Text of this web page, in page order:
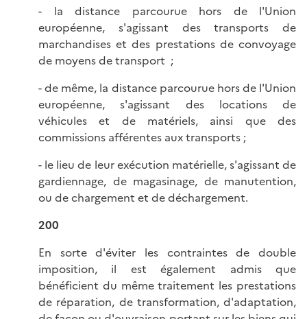
- la distance parcourue hors de l'Union
européenne, s'agissant des transports de
marchandises et des prestations de convoyage
de moyens de transport ;
- de même, la distance parcourue hors de l'Union
européenne, s'agissant des locations de
véhicules et de matériels, ainsi que des
commissions afférentes aux transports ;
- le lieu de leur exécution matérielle, s'agissant de
gardiennage, de magasinage, de manutention,
ou de chargement et de déchargement.
200
En sorte d'éviter les contraintes de double
imposition, il est également admis que
bénéficient du même traitement les prestations
de réparation, de transformation, d'adaptation,